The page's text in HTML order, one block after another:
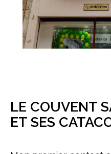
LE COUVENT
ET SES